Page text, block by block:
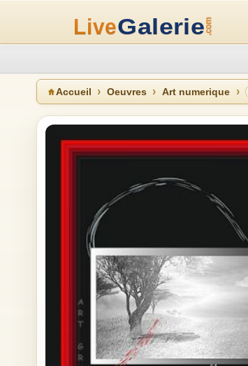
Accueil Oeuvres Art numerique